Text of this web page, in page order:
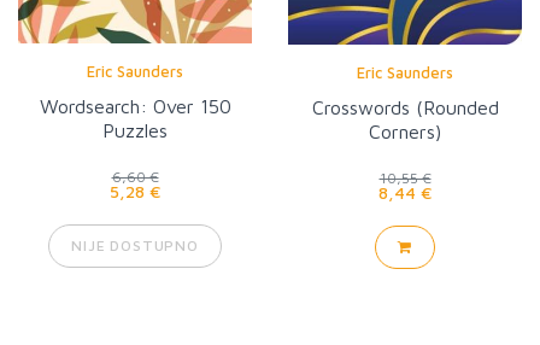
Eric Saunders
Wordsearch: Over 150
Puzzles
6,60 €
5,28 €
NIJE DOSTUPNO
Eric Saunders
Crosswords (Rounded
Corners)
10,55 €
8,44 €